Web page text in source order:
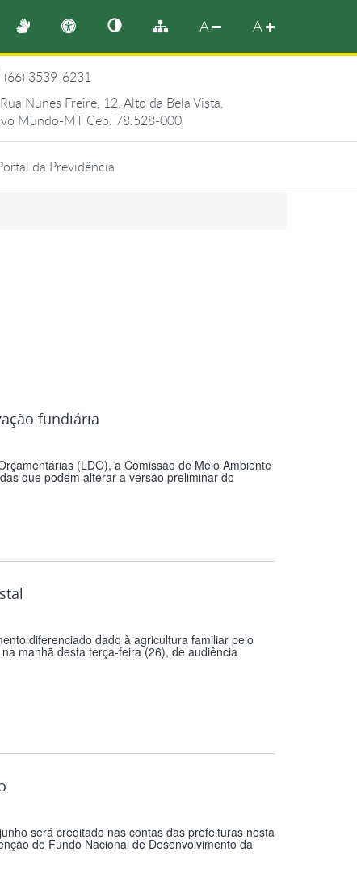
A A
(66) 3539-6231
Rua Nunes Freire, 12, Alto da Bela Vista,
Mundo-MT Cep. 78.528-000
da Previdência
fundiária
(LDO), a Comissão de Meio Ambiente
que podem alterar a versão preliminar do
diferenciado dado à agricultura familiar pelo
manhã desta terça-feira (26), de audiência
será creditado nas contas das prefeituras nesta
do Fundo Nacional de Desenvolvimento da